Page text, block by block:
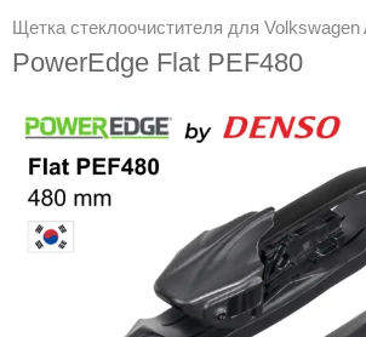
Щетка стеклоочистителя для Volkswagen
PowerEdge Flat PEF480